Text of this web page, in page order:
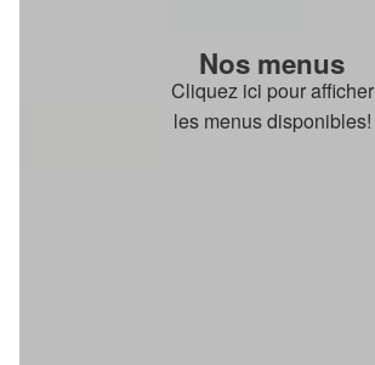
Nos menus
Cliquez ici pour afficher
les menus disponibles!